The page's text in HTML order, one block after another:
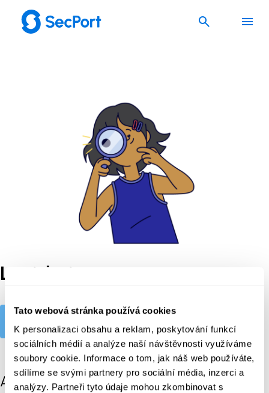
Tato webová stránka používá cookies
K personalizaci obsahu a reklam, poskytování funkcí
sociálních médií a analýze naší návštěvnosti využíváme
soubory cookie. Informace o tom, jak náš web používáte,
sdílíme se svými partnery pro sociální média, inzerci a
analýzy. Partneři tyto údaje mohou zkombinovat s
Legislativa
All posts